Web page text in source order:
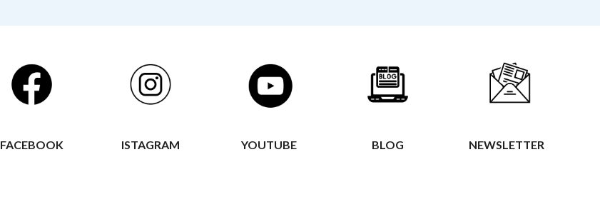
FACEBOOK ISTAGRAM YOUTUBE BLOG NEWSLETTER